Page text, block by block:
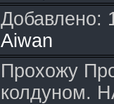
Добавлено:
Aiwan
Прохожу
колдуном.